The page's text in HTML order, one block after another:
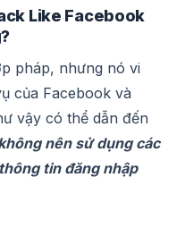
Like Facebook
pháp, nhưng nó vi
của Facebook và
vậy có thể dẫn đến
nên sử dụng các
tin đăng nhập